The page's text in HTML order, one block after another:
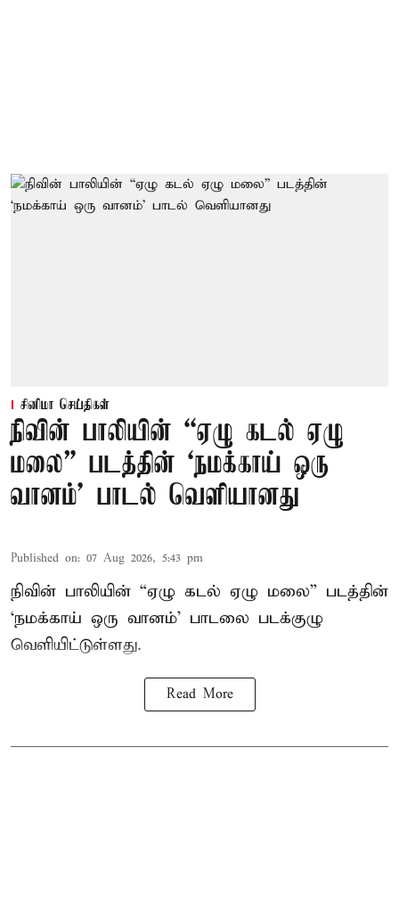
சினிமா செய்திகள்
நிவின் பாலியின் “ஏழு கடல் ஏழு
மலை” படத்தின் ‘நமக்காய் ஒரு
வானம்’ பாடல் வெளியானது
Published on: 07 Aug 2026, 5:43 pm
நிவின் பாலியின் “ஏழு கடல் ஏழு மலை” படத்தின்
‘நமக்காய் ஒரு வானம்’ பாடலை படக்குழு
வெளியிட்டுள்ளது.
Read More